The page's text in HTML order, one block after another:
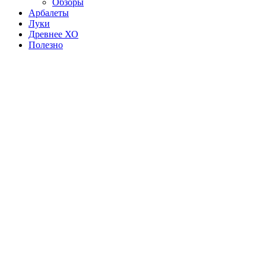
Обзоры
Арбалеты
Луки
Древнее ХО
Полезно